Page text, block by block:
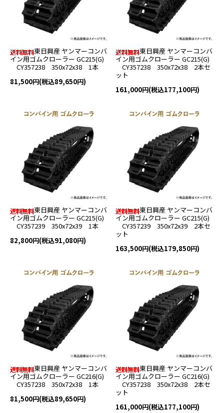
東日興産 ヤンマーコンバ
イン用ゴムクローラー GC215(G)
CY357238 350x72x38 1本
81,500円(税込89,650円)
東日興産 ヤンマーコンバ
イン用ゴムクローラー GC215(G)
CY357238 350x72x38 2本セ
ット
161,000円(税込177,100円)
東日興産 ヤンマーコンバ
イン用ゴムクローラー GC215(G)
CY357239 350x72x39 1本
82,800円(税込91,080円)
東日興産 ヤンマーコンバ
イン用ゴムクローラー GC215(G)
CY357239 350x72x39 2本セ
ット
163,500円(税込179,850円)
東日興産 ヤンマーコンバ
イン用ゴムクローラー GC216(G)
CY357238 350x72x38 1本
81,500円(税込89,650円)
東日興産 ヤンマーコンバ
イン用ゴムクローラー GC216(G)
CY357238 350x72x38 2本セ
ット
161,000円(税込177,100円)